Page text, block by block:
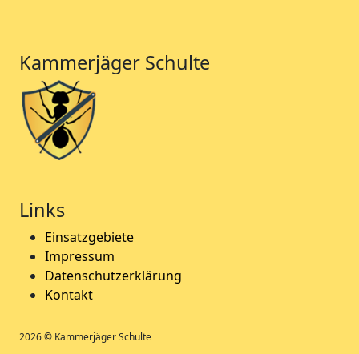
Kammerjäger Schulte
Links
Einsatzgebiete
Impressum
Datenschutzerklärung
Kontakt
2026 © Kammerjäger Schulte